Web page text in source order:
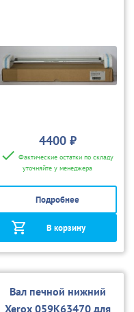
4400 ₽
Фактические остатки по складу
уточняйте у менеджера
Подробнее
В корзину
Вал печной нижний
Xerox 059K63470 для